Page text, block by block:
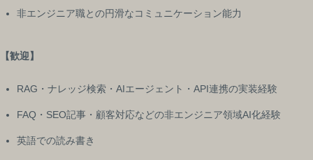
非エンジニア職との円滑なコミュニケーション能力
【歓迎】
RAG・ナレッジ検索・AIエージェント・API連携の実装経験
FAQ・SEO記事・顧客対応などの非エンジニア領域AI化経験
英語での読み書き